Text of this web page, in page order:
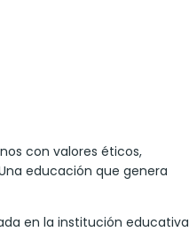
con valores éticos,
educación que genera
en la institución educativa